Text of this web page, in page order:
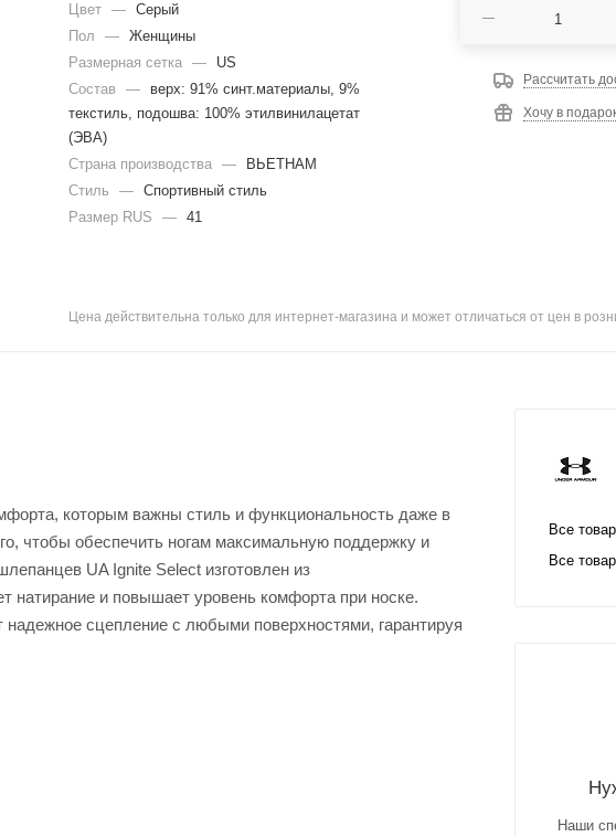
Цвет —
Серый
Пол
—
Женщины
Размерная сетка
—
US
Состав
—
верх: 91% синт.материалы, 9%
текстиль, подошва: 100% этилвинилацетат
(ЭВА)
Страна производства
—
ВЬЕТНАМ
Стиль
—
Спортивный стиль
Размер RUS
— 41
Рассчитать
Хочу в
Цена действительна только для интернет-магазина и может отличаться от цен в
которым важны стиль и функциональность даже в
чтобы обеспечить ногам максимальную поддержку и
UA Ignite Select изготовлен из
натирание и повышает уровень комфорта при носке.
сцепление с любыми поверхностями, гарантируя
Все
Все
Наши